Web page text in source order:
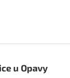
u Opavy